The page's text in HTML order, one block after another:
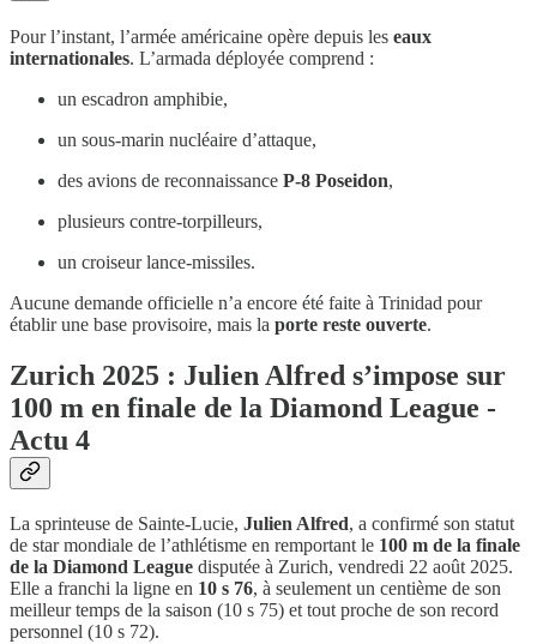
Pour l’instant, l’armée américaine opère depuis les eaux
internationales. L’armada déployée comprend :
un escadron amphibie,
un sous-marin nucléaire d’attaque,
des avions de reconnaissance P-8 Poseidon,
plusieurs contre-torpilleurs,
un croiseur lance-missiles.
Aucune demande officielle n’a encore été faite à Trinidad pour
établir une base provisoire, mais la porte reste ouverte.
Zurich 2025 : Julien Alfred s’impose sur
100 m en finale de la Diamond League -
Actu 4
La sprinteuse de Sainte-Lucie, Julien Alfred, a confirmé son statut
de star mondiale de l’athlétisme en remportant le 100 m de la finale
de la Diamond League disputée à Zurich, vendredi 22 août 2025.
Elle a franchi la ligne en 10 s 76, à seulement un centième de son
meilleur temps de la saison (10 s 75) et tout proche de son record
personnel (10 s 72).